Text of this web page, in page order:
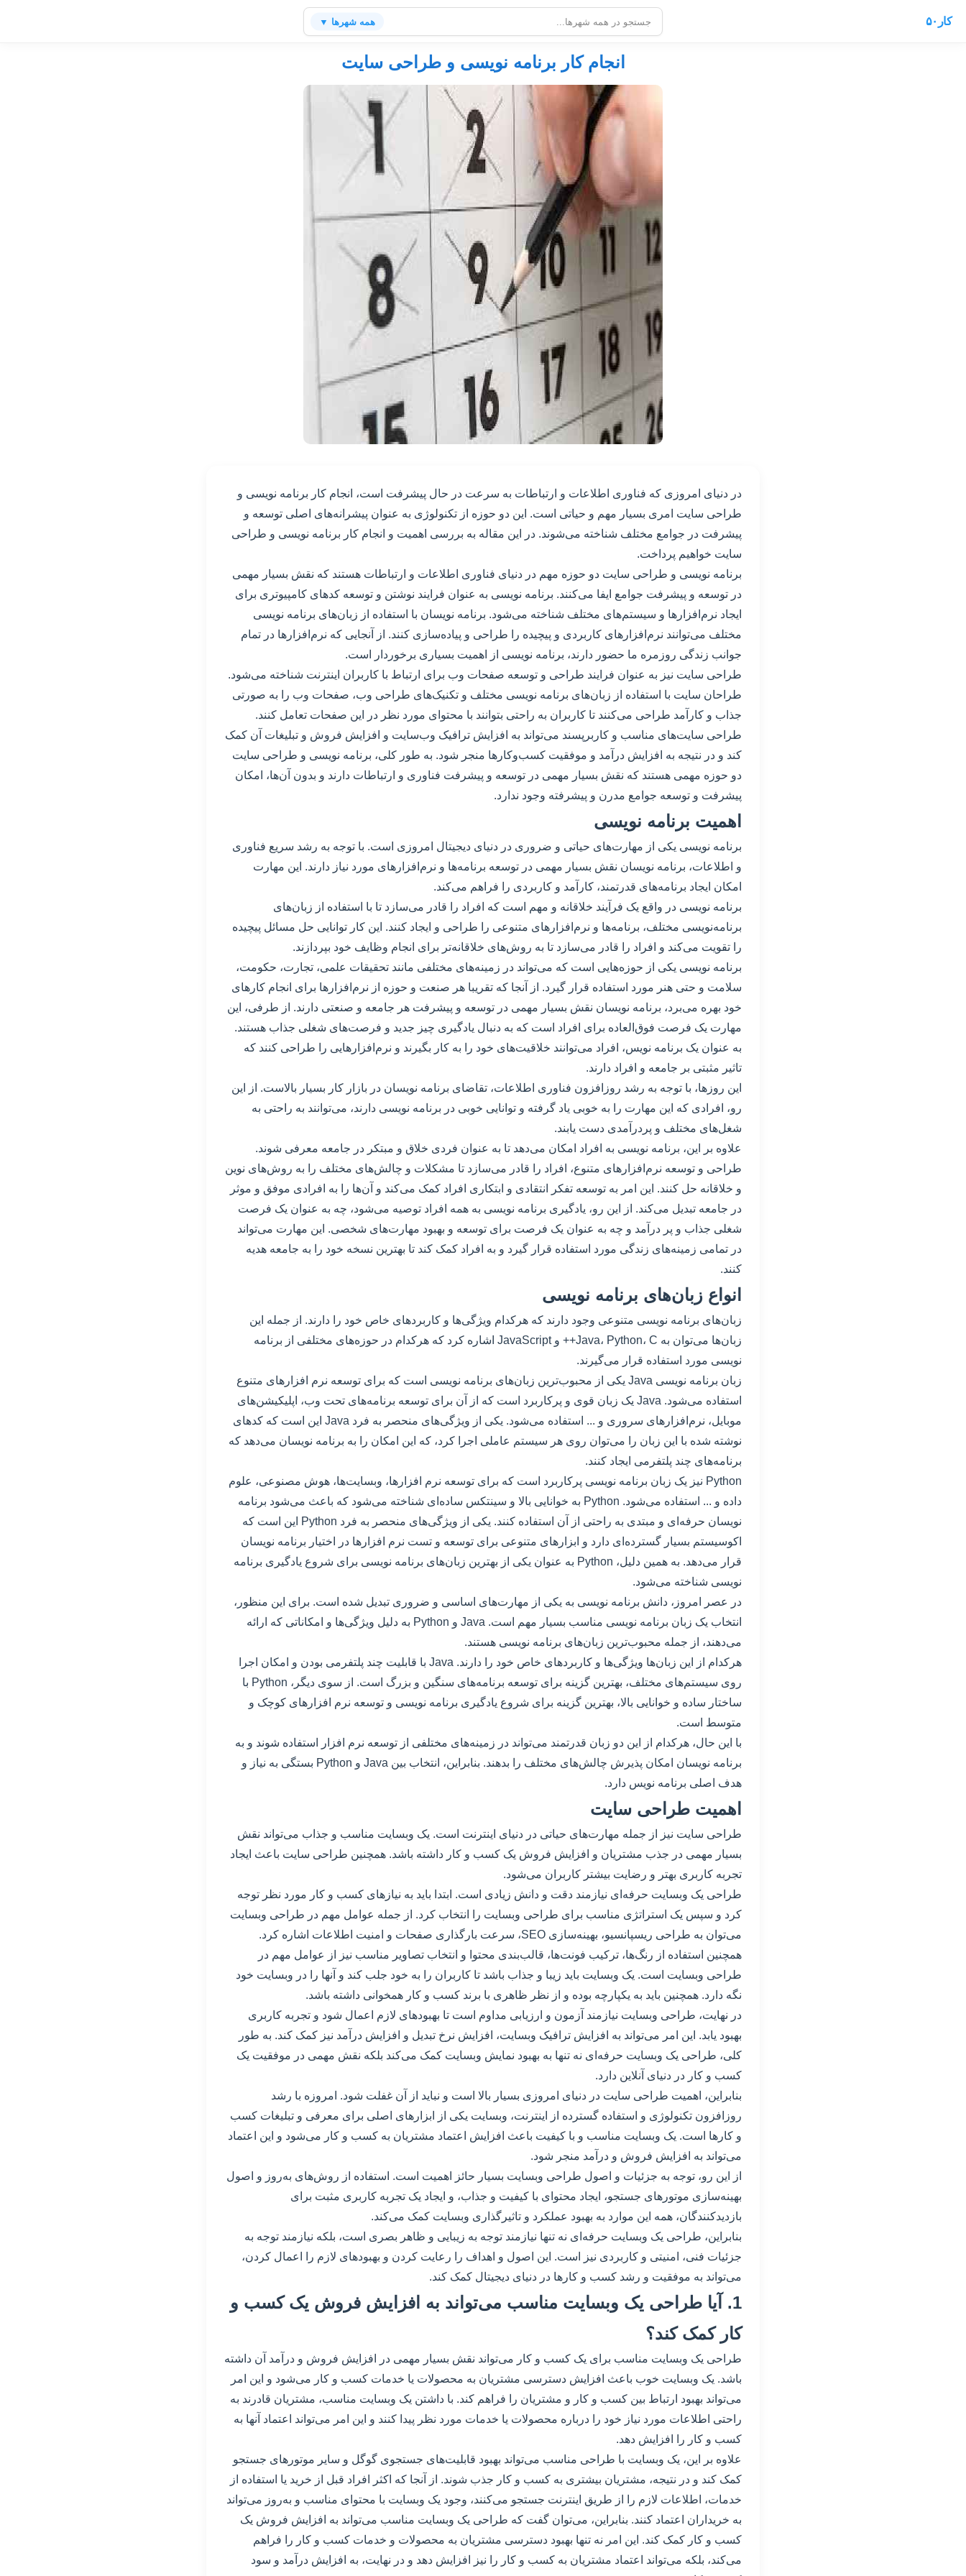
کار۵۰ همه شهرها ▼
انجام کار برنامه نویسی و طراحی سایت
در دنیای امروزی که فناوری اطلاعات و ارتباطات به سرعت در حال پیشرفت است، انجام کار برنامه نویسی و
طراحی سایت امری بسیار مهم و حیاتی است. این دو حوزه از تکنولوژی به عنوان پیشرانه‌های اصلی توسعه و
پیشرفت در جوامع مختلف شناخته می‌شوند. در این مقاله به بررسی اهمیت و انجام کار برنامه نویسی و طراحی
سایت خواهیم پرداخت.
برنامه نویسی و طراحی سایت دو حوزه مهم در دنیای فناوری اطلاعات و ارتباطات هستند که نقش بسیار مهمی
در توسعه و پیشرفت جوامع ایفا می‌کنند. برنامه نویسی به عنوان فرایند نوشتن و توسعه کدهای کامپیوتری برای
ایجاد نرم‌افزارها و سیستم‌های مختلف شناخته می‌شود. برنامه نویسان با استفاده از زبان‌های برنامه نویسی
مختلف می‌توانند نرم‌افزارهای کاربردی و پیچیده را طراحی و پیاده‌سازی کنند. از آنجایی که نرم‌افزارها در تمام
جوانب زندگی روزمره ما حضور دارند، برنامه نویسی از اهمیت بسیاری برخوردار است.
طراحی سایت نیز به عنوان فرایند طراحی و توسعه صفحات وب برای ارتباط با کاربران اینترنت شناخته می‌شود.
طراحان سایت با استفاده از زبان‌های برنامه نویسی مختلف و تکنیک‌های طراحی وب، صفحات وب را به صورتی
جذاب و کارآمد طراحی می‌کنند تا کاربران به راحتی بتوانند با محتوای مورد نظر در این صفحات تعامل کنند.
طراحی سایت‌های مناسب و کاربرپسند می‌تواند به افزایش ترافیک وب‌سایت و افزایش فروش و تبلیغات آن کمک
کند و در نتیجه به افزایش درآمد و موفقیت کسب‌وکارها منجر شود. به طور کلی، برنامه نویسی و طراحی سایت
دو حوزه مهمی هستند که نقش بسیار مهمی در توسعه و پیشرفت فناوری و ارتباطات دارند و بدون آن‌ها، امکان
پیشرفت و توسعه جوامع مدرن و پیشرفته وجود ندارد.
اهمیت برنامه نویسی
برنامه نویسی یکی از مهارت‌های حیاتی و ضروری در دنیای دیجیتال امروزی است. با توجه به رشد سریع فناوری
و اطلاعات، برنامه نویسان نقش بسیار مهمی در توسعه برنامه‌ها و نرم‌افزارهای مورد نیاز دارند. این مهارت
امکان ایجاد برنامه‌های قدرتمند، کارآمد و کاربردی را فراهم می‌کند.
برنامه نویسی در واقع یک فرآیند خلاقانه و مهم است که افراد را قادر می‌سازد تا با استفاده از زبان‌های
برنامه‌نویسی مختلف، برنامه‌ها و نرم‌افزارهای متنوعی را طراحی و ایجاد کنند. این کار توانایی حل مسائل پیچیده
را تقویت می‌کند و افراد را قادر می‌سازد تا به روش‌های خلاقانه‌تر برای انجام وظایف خود بپردازند.
برنامه نویسی یکی از حوزه‌هایی است که می‌تواند در زمینه‌های مختلفی مانند تحقیقات علمی، تجارت، حکومت،
سلامت و حتی هنر مورد استفاده قرار گیرد. از آنجا که تقریبا هر صنعت و حوزه از نرم‌افزارها برای انجام کار‌های
خود بهره می‌برد، برنامه نویسان نقش بسیار مهمی در توسعه و پیشرفت هر جامعه و صنعتی دارند. از طرفی، این
مهارت یک فرصت فوق‌العاده برای افراد است که به دنبال یادگیری چیز جدید و فرصت‌های شغلی جذاب هستند.
به عنوان یک برنامه نویس، افراد می‌توانند خلاقیت‌های خود را به کار بگیرند و نرم‌افزارهایی را طراحی کنند که
تاثیر مثبتی بر جامعه و افراد دارند.
این روزها، با توجه به رشد روزافزون فناوری اطلاعات، تقاضای برنامه نویسان در بازار کار بسیار بالاست. از این
رو، افرادی که این مهارت را به خوبی یاد گرفته و توانایی خوبی در برنامه نویسی دارند، می‌توانند به راحتی به
شغل‌های مختلف و پردرآمدی دست یابند.
علاوه بر این، برنامه نویسی به افراد امکان می‌دهد تا به عنوان فردی خلاق و مبتکر در جامعه معرفی شوند.
طراحی و توسعه نرم‌افزارهای متنوع، افراد را قادر می‌سازد تا مشکلات و چالش‌های مختلف را به روش‌های نوین
و خلاقانه حل کنند. این امر به توسعه تفکر انتقادی و ابتکاری افراد کمک می‌کند و آن‌ها را به افرادی موفق و موثر
در جامعه تبدیل می‌کند. از این رو، یادگیری برنامه نویسی به همه افراد توصیه می‌شود، چه به عنوان یک فرصت
شغلی جذاب و پر درآمد و چه به عنوان یک فرصت برای توسعه و بهبود مهارت‌های شخصی. این مهارت می‌تواند
در تمامی زمینه‌های زندگی مورد استفاده قرار گیرد و به افراد کمک کند تا بهترین نسخه خود را به جامعه هدیه
کنند.
انواع زبان‌های برنامه نویسی
زبان‌های برنامه نویسی متنوعی وجود دارند که هرکدام ویژگی‌ها و کاربردهای خاص خود را دارند. از جمله این
زبان‌ها می‌توان به Java، Python، C++ و JavaScript اشاره کرد که هرکدام در حوزه‌های مختلفی از برنامه
نویسی مورد استفاده قرار می‌گیرند.
زبان برنامه نویسی Java یکی از محبوب‌ترین زبان‌های برنامه نویسی است که برای توسعه نرم افزارهای متنوع
استفاده می‌شود. Java یک زبان قوی و پرکاربرد است که از آن برای توسعه برنامه‌های تحت وب، اپلیکیشن‌های
موبایل، نرم‌افزارهای سروری و ... استفاده می‌شود. یکی از ویژگی‌های منحصر به فرد Java این است که کد‌های
نوشته شده با این زبان را می‌توان روی هر سیستم عاملی اجرا کرد، که این امکان را به برنامه نویسان می‌دهد که
برنامه‌های چند پلتفرمی ایجاد کنند.
Python نیز یک زبان برنامه نویسی پرکاربرد است که برای توسعه نرم افزارها، وبسایت‌ها، هوش مصنوعی، علوم
داده و ... استفاده می‌شود. Python به خوانایی بالا و سینتکس ساده‌ای شناخته می‌شود که باعث می‌شود برنامه
نویسان حرفه‌ای و مبتدی به راحتی از آن استفاده کنند. یکی از ویژگی‌های منحصر به فرد Python این است که
اکوسیستم بسیار گسترده‌ای دارد و ابزارهای متنوعی برای توسعه و تست نرم افزارها در اختیار برنامه نویسان
قرار می‌دهد. به همین دلیل، Python به عنوان یکی از بهترین زبان‌های برنامه نویسی برای شروع یادگیری برنامه
نویسی شناخته می‌شود.
در عصر امروز، دانش برنامه نویسی به یکی از مهارت‌های اساسی و ضروری تبدیل شده است. برای این منظور،
انتخاب یک زبان برنامه نویسی مناسب بسیار مهم است. Java و Python به دلیل ویژگی‌ها و امکاناتی که ارائه
می‌دهند، از جمله محبوب‌ترین زبان‌های برنامه نویسی هستند.
هرکدام از این زبان‌ها ویژگی‌ها و کاربردهای خاص خود را دارند. Java با قابلیت چند پلتفرمی بودن و امکان اجرا
روی سیستم‌های مختلف، بهترین گزینه برای توسعه برنامه‌های سنگین و بزرگ است. از سوی دیگر، Python با
ساختار ساده و خوانایی بالا، بهترین گزینه برای شروع یادگیری برنامه نویسی و توسعه نرم افزارهای کوچک و
متوسط است.
با این حال، هرکدام از این دو زبان قدرتمند می‌تواند در زمینه‌های مختلفی از توسعه نرم افزار استفاده شوند و به
برنامه نویسان امکان پذیرش چالش‌های مختلف را بدهند. بنابراین، انتخاب بین Java و Python بستگی به نیاز و
هدف اصلی برنامه نویس دارد.
اهمیت طراحی سایت
طراحی سایت نیز از جمله مهارت‌های حیاتی در دنیای اینترنت است. یک وبسایت مناسب و جذاب می‌تواند نقش
بسیار مهمی در جذب مشتریان و افزایش فروش یک کسب و کار داشته باشد. همچنین طراحی سایت باعث ایجاد
تجربه کاربری بهتر و رضایت بیشتر کاربران می‌شود.
طراحی یک وبسایت حرفه‌ای نیازمند دقت و دانش زیادی است. ابتدا باید به نیازهای کسب و کار مورد نظر توجه
کرد و سپس یک استراتژی مناسب برای طراحی وبسایت را انتخاب کرد. از جمله عوامل مهم در طراحی وبسایت
می‌توان به طراحی ریسپانسیو، بهینه‌سازی SEO، سرعت بارگذاری صفحات و امنیت اطلاعات اشاره کرد.
همچنین استفاده از رنگ‌ها، ترکیب فونت‌ها، قالب‌بندی محتوا و انتخاب تصاویر مناسب نیز از عوامل مهم در
طراحی وبسایت است. یک وبسایت باید زیبا و جذاب باشد تا کاربران را به خود جلب کند و آنها را در وبسایت خود
نگه دارد. همچنین باید به یکپارچه بوده و از نظر ظاهری با برند کسب و کار همخوانی داشته باشد.
در نهایت، طراحی وبسایت نیازمند آزمون و ارزیابی مداوم است تا بهبودهای لازم اعمال شود و تجربه کاربری
بهبود یابد. این امر می‌تواند به افزایش ترافیک وبسایت، افزایش نرخ تبدیل و افزایش درآمد نیز کمک کند. به طور
کلی، طراحی یک وبسایت حرفه‌ای نه تنها به بهبود نمایش وبسایت کمک می‌کند بلکه نقش مهمی در موفقیت یک
کسب و کار در دنیای آنلاین دارد.
بنابراین، اهمیت طراحی سایت در دنیای امروزی بسیار بالا است و نباید از آن غفلت شود. امروزه با رشد
روزافزون تکنولوژی و استفاده گسترده از اینترنت، وبسایت یکی از ابزارهای اصلی برای معرفی و تبلیغات کسب
و کارها است. یک وبسایت مناسب و با کیفیت باعث افزایش اعتماد مشتریان به کسب و کار می‌شود و این اعتماد
می‌تواند به افزایش فروش و درآمد منجر شود.
از این رو، توجه به جزئیات و اصول طراحی وبسایت بسیار حائز اهمیت است. استفاده از روش‌های به‌روز و اصول
بهینه‌سازی موتورهای جستجو، ایجاد محتوای با کیفیت و جذاب، و ایجاد یک تجربه کاربری مثبت برای
بازدیدکنندگان، همه این موارد به بهبود عملکرد و تاثیرگذاری وبسایت کمک می‌کند.
بنابراین، طراحی یک وبسایت حرفه‌ای نه تنها نیازمند توجه به زیبایی و ظاهر بصری است، بلکه نیازمند توجه به
جزئیات فنی، امنیتی و کاربردی نیز است. این اصول و اهداف را رعایت کردن و بهبودهای لازم را اعمال کردن،
می‌تواند به موفقیت و رشد کسب و کارها در دنیای دیجیتال کمک کند.
1. آیا طراحی یک وبسایت مناسب می‌تواند به افزایش فروش یک کسب و
کار کمک کند؟
طراحی یک وبسایت مناسب برای یک کسب و کار می‌تواند نقش بسیار مهمی در افزایش فروش و درآمد آن داشته
باشد. یک وبسایت خوب باعث افزایش دسترسی مشتریان به محصولات یا خدمات کسب و کار می‌شود و این امر
می‌تواند بهبود ارتباط بین کسب و کار و مشتریان را فراهم کند. با داشتن یک وبسایت مناسب، مشتریان قادرند به
راحتی اطلاعات مورد نیاز خود را درباره محصولات یا خدمات مورد نظر پیدا کنند و این امر می‌تواند اعتماد آنها به
کسب و کار را افزایش دهد.
علاوه بر این، یک وبسایت با طراحی مناسب می‌تواند بهبود قابلیت‌های جستجوی گوگل و سایر موتورهای جستجو
کمک کند و در نتیجه، مشتریان بیشتری به کسب و کار جذب شوند. از آنجا که اکثر افراد قبل از خرید یا استفاده از
خدمات، اطلاعات لازم را از طریق اینترنت جستجو می‌کنند، وجود یک وبسایت با محتوای مناسب و به‌روز می‌تواند
به خریداران اعتماد کنند. بنابراین، می‌توان گفت که طراحی یک وبسایت مناسب می‌تواند به افزایش فروش یک
کسب و کار کمک کند. این امر نه تنها بهبود دسترسی مشتریان به محصولات و خدمات کسب و کار را فراهم
می‌کند، بلکه می‌تواند اعتماد مشتریان به کسب و کار را نیز افزایش دهد و در نهایت، به افزایش درآمد و سود